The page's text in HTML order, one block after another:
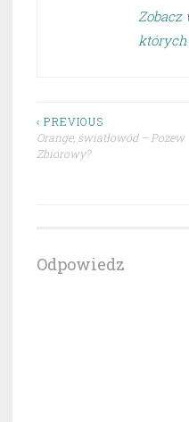
Zobacz
których
Nawigacja
wpisu
‹ PREVIOUS
Orange, światłowód – Pozew
Zbiorowy?
Odpowiedz